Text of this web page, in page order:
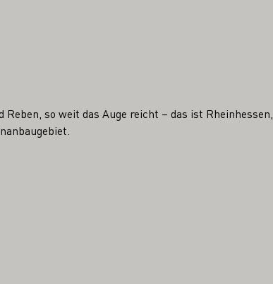
Reben, so weit das Auge reicht – das ist Rheinhessen,